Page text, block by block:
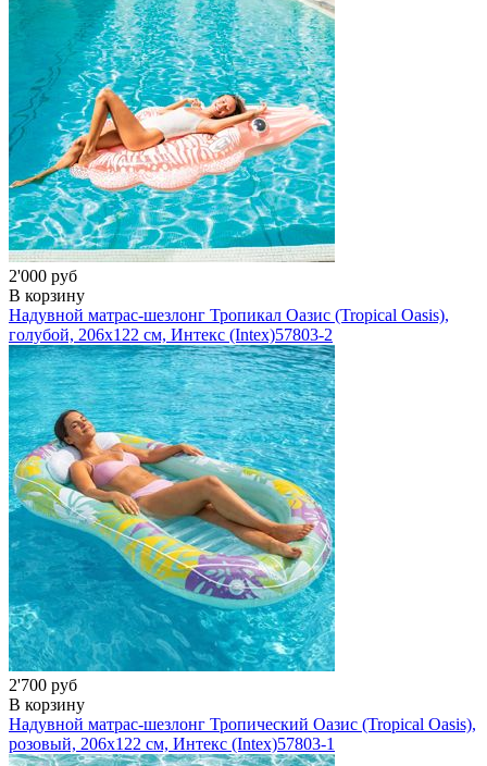
2'000 руб
В корзину
Надувной матрас-шезлонг Тропикал Оазис (Tropical Oasis),
голубой, 206х122 см, Интекс (Intex)57803-2
2'700 руб
В корзину
Надувной матрас-шезлонг Тропический Оазис (Tropical Oasis),
розовый, 206х122 см, Интекс (Intex)57803-1